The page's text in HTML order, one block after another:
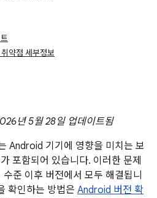
약점 세부정보
년 5월 28일 업데이트됨
Android 기기에 영향을 미치는 보
포함되어 있습니다. 이러한 문제
준 이후 버전에서 모두 해결됩니
확인하는 방법은 Android 버전 확